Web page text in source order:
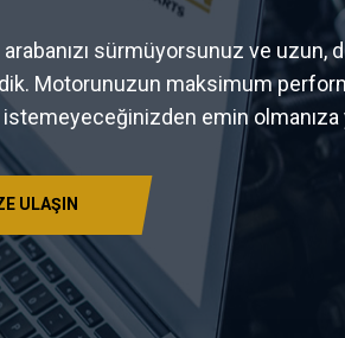
sürmüyorsunuz ve uzun,
Motorunuzun maksimum
emin olmanıza
ULAŞIN